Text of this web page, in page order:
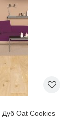
Дуб Oat Cookies